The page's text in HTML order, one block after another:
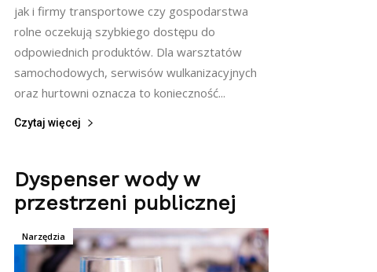
jak i firmy transportowe czy gospodarstwa
rolne oczekują szybkiego dostępu do
odpowiednich produktów. Dla warsztatów
samochodowych, serwisów wulkanizacyjnych
oraz hurtowni oznacza to konieczność...
Czytaj więcej
Dyspenser wody w
przestrzeni publicznej
Narzędzia